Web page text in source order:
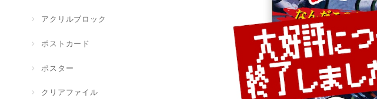
アクリルブロック
ポストカード
ポスター
クリアファイル